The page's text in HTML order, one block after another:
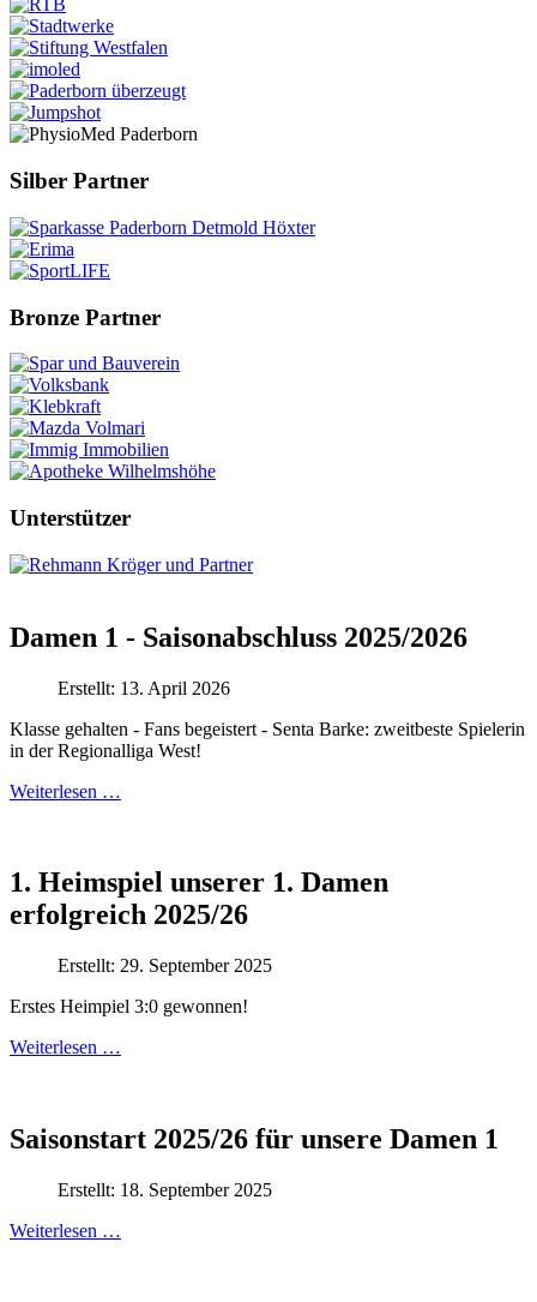
Silber Partner
Bronze Partner
Unterstützer
Damen 1 - Saisonabschluss 2025/2026
Erstellt: 13. April 2026
Klasse gehalten - Fans begeistert - Senta Barke: zweitbeste Spielerin
in der Regionalliga West!
Weiterlesen …
1. Heimspiel unserer 1. Damen
erfolgreich 2025/26
Erstellt: 29. September 2025
Erstes Heimpiel 3:0 gewonnen!
Weiterlesen …
Saisonstart 2025/26 für unsere Damen 1
Erstellt: 18. September 2025
Weiterlesen …